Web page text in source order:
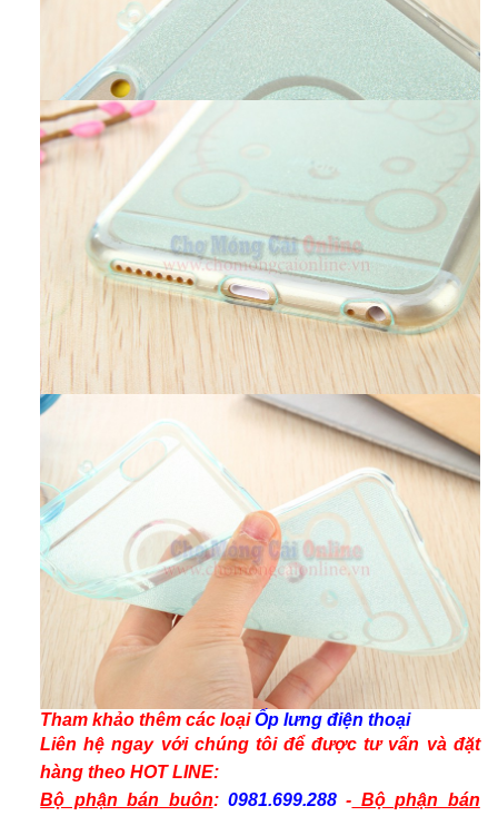
Tham khảo thêm các loạiỐp lưng điện thoại
Liên hệ ngay với chúng tôi để được tư vấn và đặt
hàng theoHOT LINE:
Bộ phận bán buôn: 0981.699.288 - Bộ phận bán